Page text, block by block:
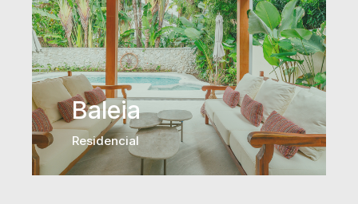
Baleia
Residencial